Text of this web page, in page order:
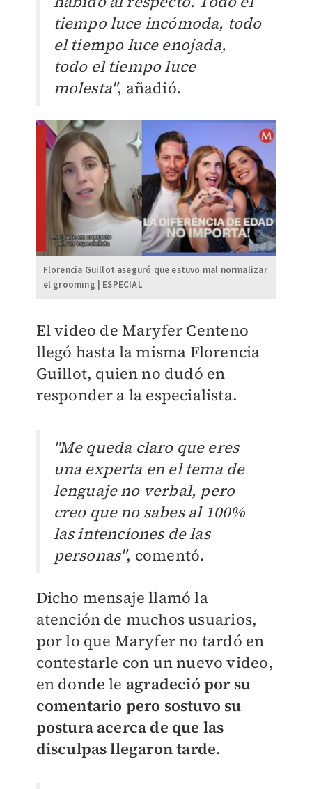
tiempo luce incómoda, todo
el tiempo luce enojada,
todo el tiempo luce
molesta", añadió.
Florencia Guillot aseguró que estuvo mal normalizar
el grooming | ESPECIAL
El video de Maryfer Centeno
llegó hasta la misma Florencia
Guillot, quien no dudó en
responder a la especialista.
"Me queda claro que eres
una experta en el tema de
lenguaje no verbal, pero
creo que no sabes al 100%
las intenciones de las
personas", comentó.
Dicho mensaje llamó la
atención de muchos usuarios,
por lo que Maryfer no tardó en
contestarle con un nuevo video,
en donde le agradeció por su
comentario pero sostuvo su
postura acerca de que las
disculpas llegaron tarde.